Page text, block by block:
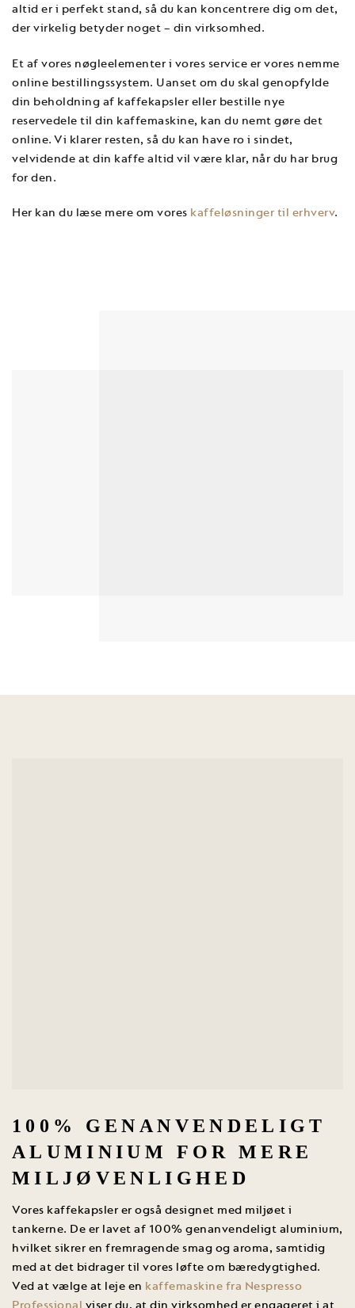
altid er i perfekt stand, så du kan koncentrere dig om det,
der virkelig betyder noget – din virksomhed.
Et af vores nøgleelementer i vores service er vores nemme
online bestillingssystem. Uanset om du skal genopfylde
din beholdning af kaffekapsler eller bestille nye
reservedele til din kaffemaskine, kan du nemt gøre det
online. Vi klarer resten, så du kan have ro i sindet,
velvidende at din kaffe altid vil være klar, når du har brug
for den.
Her kan du læse mere om vores kaffeløsninger til erhverv.
100% GENANVENDELIGT
ALUMINIUM FOR MERE
MILJØVENLIGHED
Vores kaffekapsler er også designet med miljøet i
tankerne. De er lavet af 100% genanvendeligt aluminium,
hvilket sikrer en fremragende smag og aroma, samtidig
med at det bidrager til vores løfte om bæredygtighed.
Ved at vælge at leje en kaffemaskine fra Nespresso